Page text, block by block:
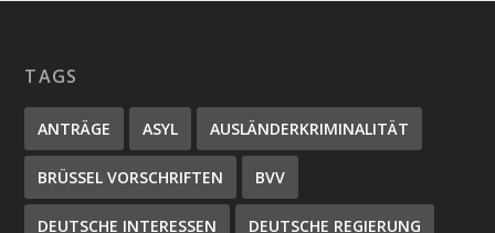
TAGS
ANTRÄGE ASYL AUSLÄNDERKRIMINALITÄT
BRÜSSEL VORSCHRIFTEN BVV
DEUTSCHE INTERESSEN DEUTSCHE REGIERUNG